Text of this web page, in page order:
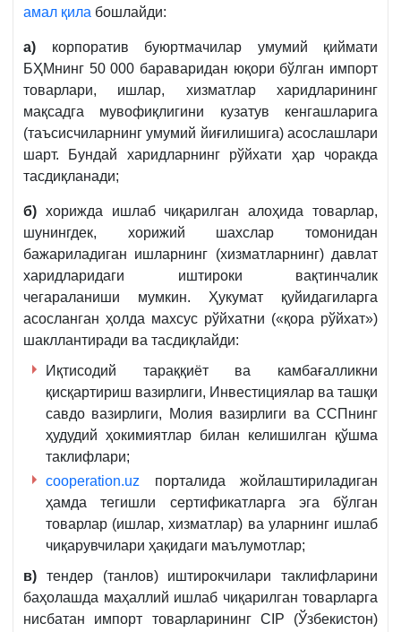
амал қила бошлайди:
а) корпоратив буюртмачилар умумий қиймати
БҲМнинг 50 000 бараваридан юқори бўлган импорт
товарлари, ишлар, хизматлар харидларининг
мақсадга мувофиқлигини кузатув кенгашларига
(таъсисчиларнинг умумий йиғилишига) асослашлари
шарт. Бундай харидларнинг рўйхати ҳар чоракда
тасдиқланади;
б) хорижда ишлаб чиқарилган алоҳида товарлар,
шунингдек, хорижий шахслар томонидан
бажариладиган ишларнинг (хизматларнинг) давлат
харидларидаги иштироки вақтинчалик
чегараланиши мумкин. Ҳукумат қуйидагиларга
асосланган ҳолда махсус рўйхатни («қора рўйхат»)
шакллантиради ва тасдиқлайди:
Иқтисодий тараққиёт ва камбағалликни
қисқартириш вазирлиги, Инвестициялар ва ташқи
савдо вазирлиги, Молия вазирлиги ва ССПнинг
ҳудудий ҳокимиятлар билан келишилган қўшма
таклифлари;
cooperation.uz порталида жойлаштириладиган
ҳамда тегишли сертификатларга эга бўлган
товарлар (ишлар, хизматлар) ва уларнинг ишлаб
чиқарувчилари ҳақидаги маълумотлар;
в) тендер (танлов) иштирокчилари таклифларини
баҳолашда маҳаллий ишлаб чиқарилган товарларга
нисбатан импорт товарларининг CIP (Ўзбекистон)